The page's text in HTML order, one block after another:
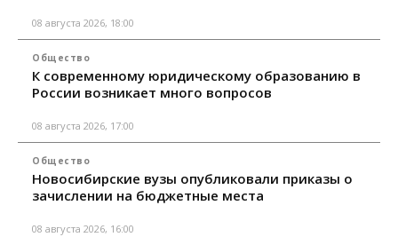
08 августа 2026, 18:00
Общество
К современному юридическому образованию в
России возникает много вопросов
08 августа 2026, 17:00
Общество
Новосибирские вузы опубликовали приказы о
зачислении на бюджетные места
08 августа 2026, 16:00